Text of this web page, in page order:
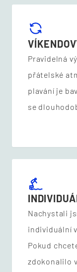
Pravidelná
přátelské
plavání je
se
Nachystali
individuální
Pokud
zdokonalilo